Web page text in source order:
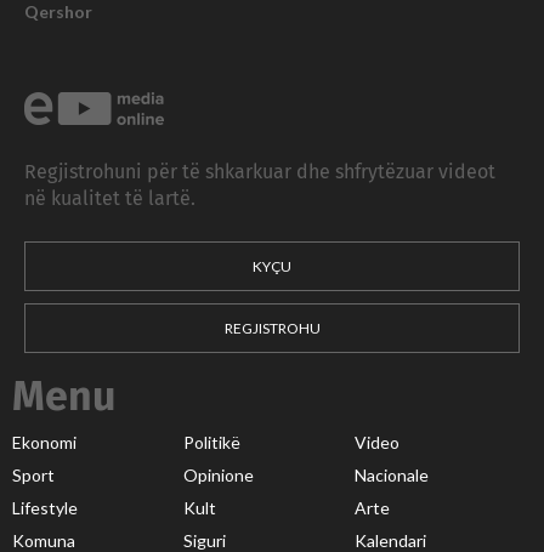
Qershor
Regjistrohuni për të shkarkuar dhe shfrytëzuar videot
në kualitet të lartë.
KYÇU
REGJISTROHU
Menu
Ekonomi Politikë
Video
Sport
Opinione
Nacionale
Lifestyle
Kult
Arte
Komuna
Siguri Kalendari